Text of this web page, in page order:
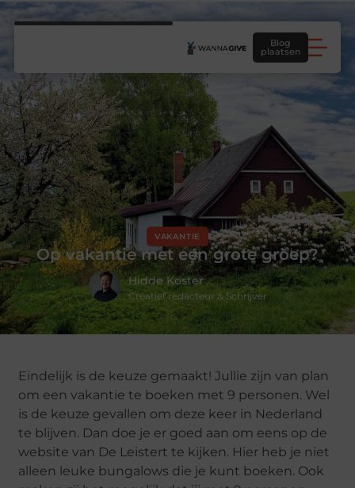
Blog
plaatsen
VAKANTIE
Op vakantie met een grote groep?
Hidde Koster
Creatief redacteur & Schrijver
Eindelijk is de keuze gemaakt! Jullie zijn van plan
om een vakantie te boeken met 9 personen. Wel
is de keuze gevallen om deze keer in Nederland
te blijven. Dan doe je er goed aan om eens op de
website van De Leistert te kijken. Hier heb je niet
alleen leuke bungalows die je kunt boeken. Ook